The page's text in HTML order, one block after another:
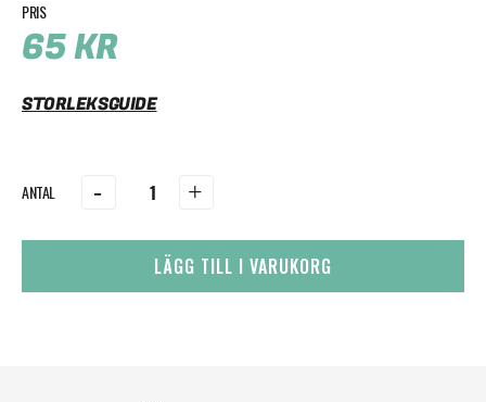
65KR
STORLEKSGUIDE
- +
LÄGG TILL I VARUKORG